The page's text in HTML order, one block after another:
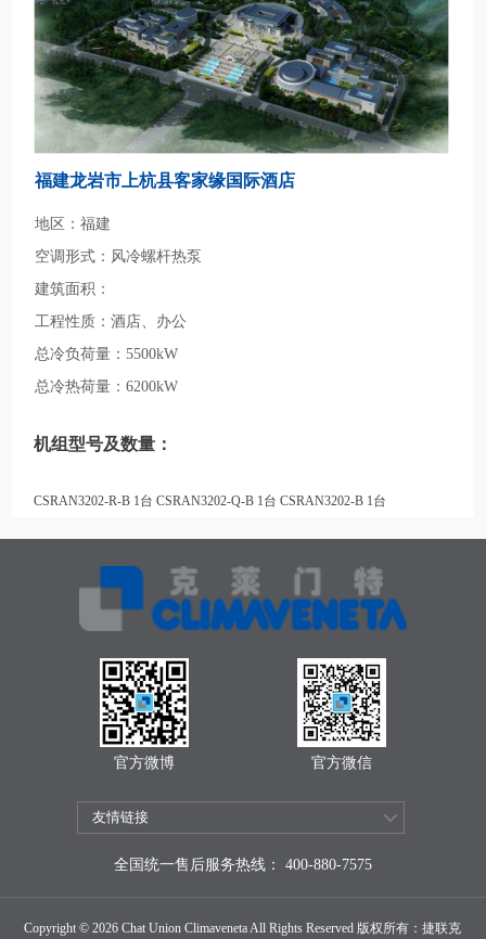
福建龙岩市上杭县客家缘国际酒店
地区：福建
空调形式：风冷螺杆热泵
建筑面积：
工程性质：酒店、办公
总冷负荷量：5500kW
总冷热荷量：6200kW
机组型号及数量：
CSRAN3202-R-B 1台 CSRAN3202-Q-B 1台 CSRAN3202-B 1台
官方微博 官方微信
全国统一售后服务热线： 400-880-7575
Copyright © 2026 Chat Union Climaveneta All Rights Reserved 版权所有：捷联克